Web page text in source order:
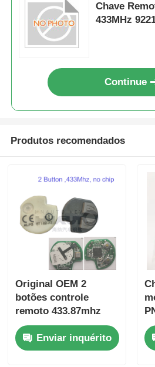
Chave
433MHz
Continue
Produtos recomendados
Original OEM 2
botões controle
remoto 433.87mhz
FSK para Su-zuki
Jim-ny 2005-2017
Sem chip 37182-A7
Enviar inquérito